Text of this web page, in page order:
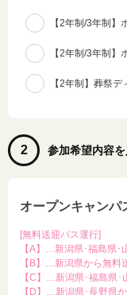
【2年制/3年制
【2年制/3年制
【2年制】葬祭
2 参加希望内容
オープンキャンパ
[無料送迎バス運行]
【A】…新潟県･福島県･
【B】…新潟県から無料
【C】…新潟県･福島県
【D】…新潟県･長野県